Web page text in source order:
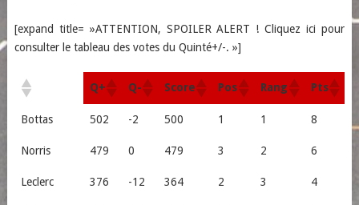
[expand title= »ATTENTION, SPOILER ALERT ! Cliquez ici pour
consulter le tableau des votes du Quinté+/-. »]
Q+ Q- Score Pos Rang Pts
Bottas 502 -2 500 1 1 8
Norris 479 0 479 3 2 6
Leclerc 376 -12 364 2 3 4